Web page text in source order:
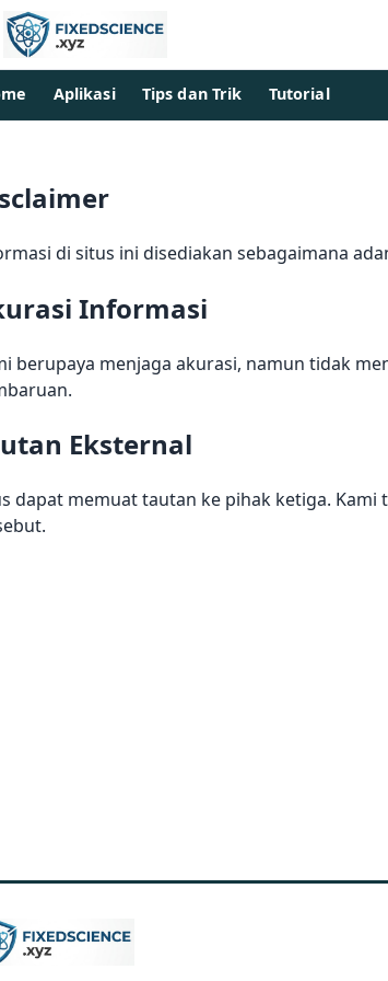
Aplikasi Tips dan Trik Tutorial
di situs ini disediakan sebagaimana
Informasi
berupaya menjaga akurasi, namun tidak
Eksternal
dapat memuat tautan ke pihak ketiga.